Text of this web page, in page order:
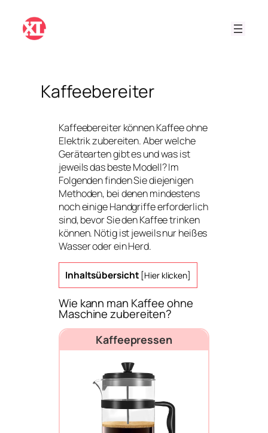
Inhalt
springen
Kaffeebereiter
Kaffeebereiter können Kaffee ohne
Elektrik zubereiten. Aber welche
Gerätearten gibt es und was ist
jeweils das beste Modell? Im
Folgenden finden Sie diejenigen
Methoden, bei denen mindestens
noch einige Handgriffe erforderlich
sind, bevor Sie den Kaffee trinken
können. Nötig ist jeweils nur heißes
Wasser oder ein Herd.
Inhaltsübersicht [Hier klicken]
Wie kann man Kaffee ohne
Maschine zubereiten?
Kaffeepressen